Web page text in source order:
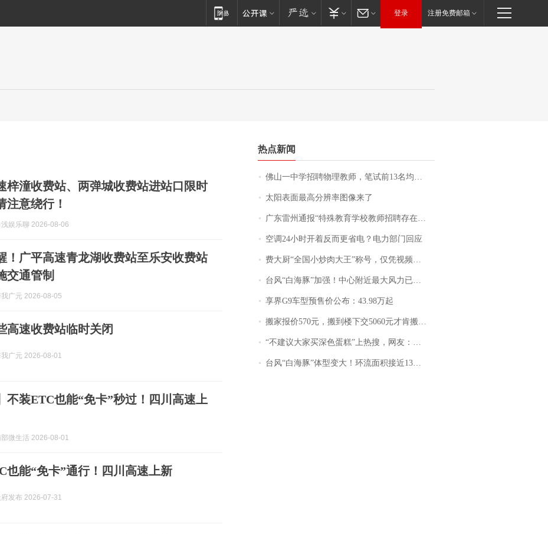
登录 注册免费邮箱
梓潼收费站、两弹城收费站进站口限时
注意绕行！
浅娱乐聊 2026-08-06
！广平高速青龙湖收费站至乐安收费站
交通管制
我广元 2026-08-05
高速收费站临时关闭
我广元 2026-08-01
不装ETC也能“免卡”秒过！四川高速上
部微生活 2026-08-01
也能“免卡”通行！四川高速上新
府发布 2026-07-31
热点新闻
佛山一中学招聘物理教师，笔试前13名均遭淘汰？教育局：已叫停招聘，成立调查组全面核查
太阳表面最高分辨率图像来了
广东雷州通报“特殊教育学校教师招聘存在违规行为”：已启动问责程序 副校长被停职
空调24小时开着反而更省电？电力部门回应
费大厨“全国小炒肉大王”称号，仅凭视频评出？中国烹饪协会回应
台风“白海豚”加强！中心附近最大风力已达15级 最新研判
享界G9车型预售价公布：43.98万起
搬家报价570元，搬到楼下交5060元才肯搬上楼！女子傻眼了……
“不建议大家买深色蛋糕”上热搜，网友：天塌了！
台风“白海豚”体型变大！环流面积接近13个浙江那么大